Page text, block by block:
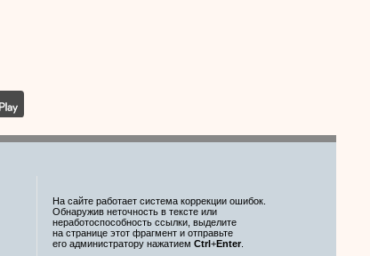
На сайте работает система коррекции ошибок.
Обнаружив неточность в тексте или
неработоспособность ссылки, выделите
на странице этот фрагмент и отправьте
его администратору нажатием Ctrl+Enter